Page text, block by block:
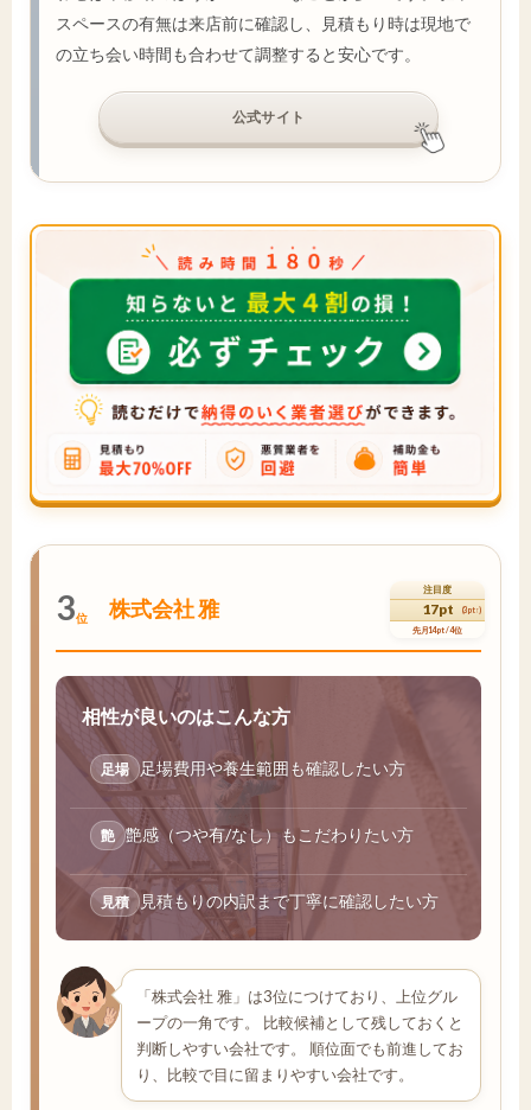
スペースの有無は来店前に確認し、見積もり時は現地で
の立ち会い時間も合わせて調整すると安心です。
公式サイト
3位 株式会社 雅
注目度
17pt (3pt↑)
先月14pt / 4位
相性が良いのはこんな方
足場 足場費用や養生範囲も確認したい方
艶 艶感（つや有/なし）もこだわりたい方
見積 見積もりの内訳まで丁寧に確認したい方
「株式会社 雅」は3位につけており、上位グル
ープの一角です。 比較候補として残しておくと
判断しやすい会社です。 順位面でも前進してお
り、比較で目に留まりやすい会社です。